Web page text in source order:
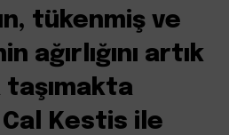
tükenmiş ve
ağırlığını artık
taşımakta
Kestis ile